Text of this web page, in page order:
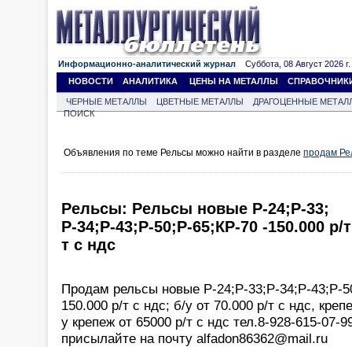
Информационно-аналитический журнал Суббота, 08 Август 2026 г.
НОВОСТИ
АНАЛИТИКА ЦЕНЫ НА МЕТАЛЛЫ
ЧЕРНЫЕ МЕТАЛЛЫ ЦВЕТНЫЕ МЕТАЛЛЫ
ДРАГОЦЕННЫЕ
ПОИСК
Объявления по теме Рельсы можно найти в разделе продам
Рельсы: Рельсы новые Р-24;Р-33;
Р-34;Р-43;Р-50;Р-65;КР-70 -150.000 р/
т с ндс
Продам рельсы новые Р-24;Р-33;Р-34;Р-43;Р-
150.000 р/т с ндс; б/у от 70.000 р/т с ндс,
у крепеж от 65000 р/т с ндс тел.8-928-615-07-
присылайте на почту alfadon86362@mail.ru